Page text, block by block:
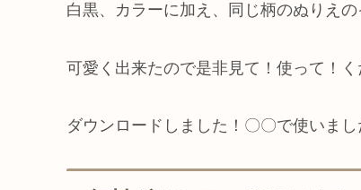
白黒、カラーに加え、同じ柄のぬりえの
可愛く出来たので是非見て！使って！く
ダウンロードしました！〇〇で使いま